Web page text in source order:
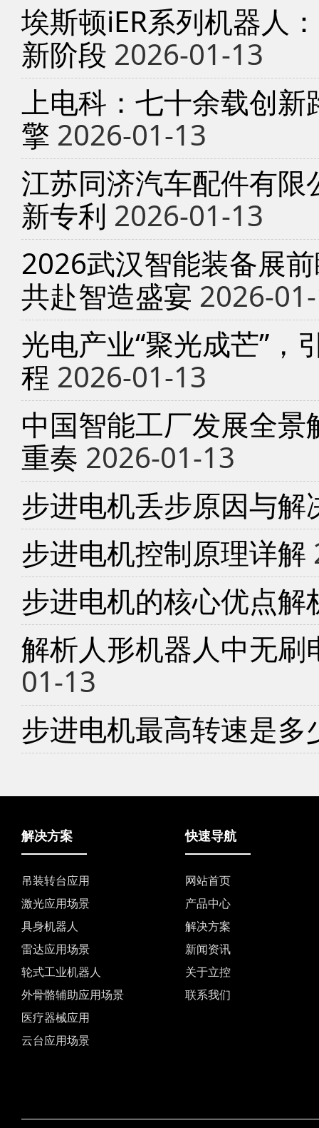
埃斯顿iER系列机器人
新阶段 2026-01-13
上电科：七十余载创
擎 2026-01-13
江苏同济汽车配件有
新专利 2026-01-13
2026武汉智能装备展
共赴智造盛宴 2026-
光电产业“聚光成芒”，
程 2026-01-13
中国智能工厂发展全
重奏 2026-01-13
步进电机丢步原因与解
步进电机控制原理详解
步进电机的核心优点解
解析人形机器人中无
01-13
步进电机最高转速是多
解决方案
吊装转台应用
激光应用场景
具身机器人
雷达应用场景
轮式工业机器人
外骨骼辅助应用场景
医疗器械应用
云台应用场景
快速导航
网站首页
产品中心
解决方案
新闻资讯
关于立控
联系我们